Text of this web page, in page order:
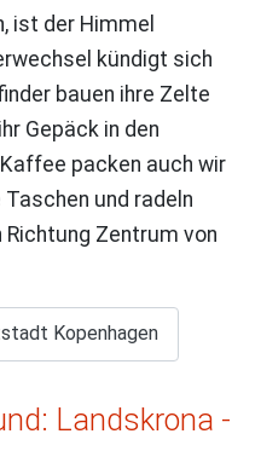
ist der Himmel
kündigt sich
bauen ihre Zelte
Gepäck in den
packen auch wir
und radeln
Richtung Zentrum von
Kopenhagen
Landskrona -